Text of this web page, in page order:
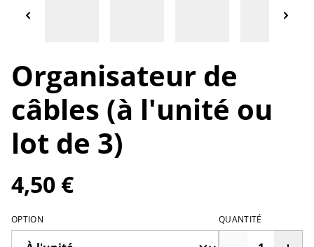
Organisateur de
câbles (à l'unité ou
lot de 3)
4,50 €
OPTION QUANTITÉ